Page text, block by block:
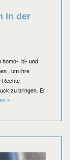
in der
homo-, bi- und
, um ihre
Rechte
zu bringen. Er
Verfolgung von
»